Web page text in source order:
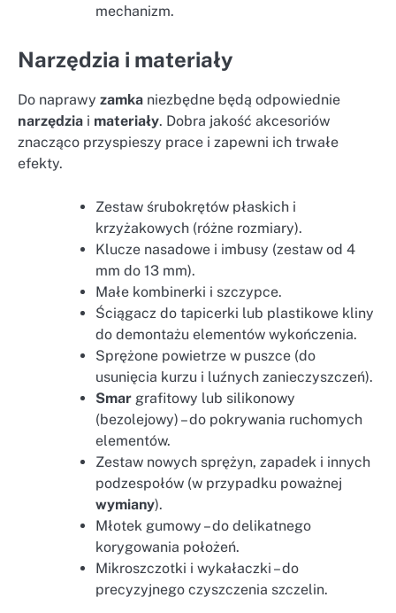
mechanizm.
Narzędzia i materiały
Do naprawy zamka niezbędne będą odpowiednie
narzędzia i materiały. Dobra jakość akcesoriów
znacząco przyspieszy prace i zapewni ich trwałe
efekty.
Zestaw śrubokrętów płaskich i
krzyżakowych (różne rozmiary).
Klucze nasadowe i imbusy (zestaw od 4
mm do 13 mm).
Małe kombinerki i szczypce.
Ściągacz do tapicerki lub plastikowe kliny
do demontażu elementów wykończenia.
Sprężone powietrze w puszce (do
usunięcia kurzu i luźnych zanieczyszczeń).
Smar grafitowy lub silikonowy
(bezolejowy) – do pokrywania ruchomych
elementów.
Zestaw nowych sprężyn, zapadek i innych
podzespołów (w przypadku poważnej
wymiany).
Młotek gumowy – do delikatnego
korygowania położeń.
Mikroszczotki i wykałaczki – do
precyzyjnego czyszczenia szczelin.